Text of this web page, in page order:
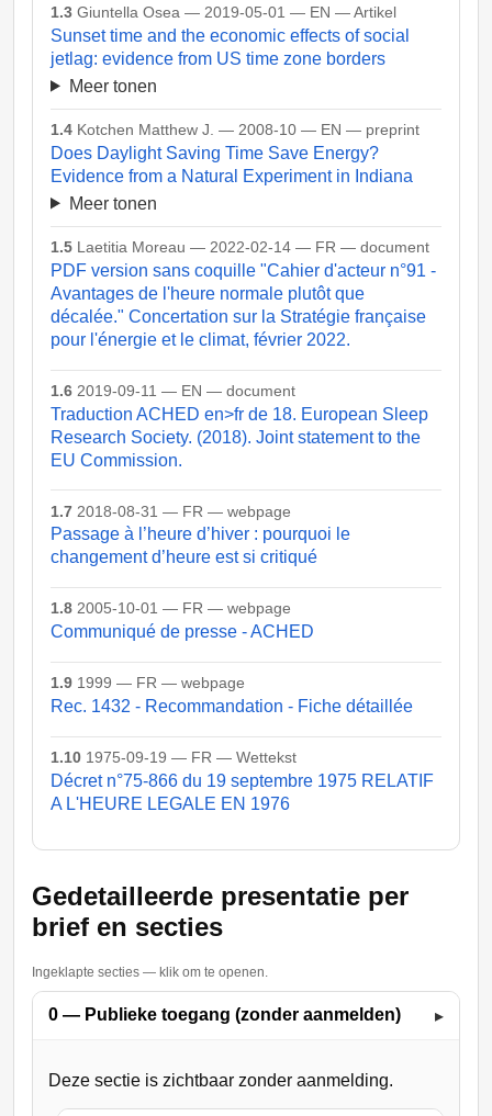
1.3 Giuntella Osea — 2019-05-01 — EN — Artikel
Sunset time and the economic effects of social
jetlag: evidence from US time zone borders
Meer tonen
1.4 Kotchen Matthew J. — 2008-10 — EN — preprint
Does Daylight Saving Time Save Energy?
Evidence from a Natural Experiment in Indiana
Meer tonen
1.5 Laetitia Moreau — 2022-02-14 — FR — document
PDF version sans coquille "Cahier d'acteur n°91 -
Avantages de l'heure normale plutôt que
décalée." Concertation sur la Stratégie française
pour l'énergie et le climat, février 2022.
1.6 2019-09-11 — EN — document
Traduction ACHED en>fr de 18. European Sleep
Research Society. (2018). Joint statement to the
EU Commission.
1.7 2018-08-31 — FR — webpage
Passage à l’heure d’hiver : pourquoi le
changement d’heure est si critiqué
1.8 2005-10-01 — FR — webpage
Communiqué de presse - ACHED
1.9 1999 — FR — webpage
Rec. 1432 - Recommandation - Fiche détaillée
1.10 1975-09-19 — FR — Wettekst
Décret n°75-866 du 19 septembre 1975 RELATIF
A L'HEURE LEGALE EN 1976
Gedetailleerde presentatie per
brief en secties
Ingeklapte secties — klik om te openen.
0 — Publieke toegang (zonder aanmelden) ▸
Deze sectie is zichtbaar zonder aanmelding.